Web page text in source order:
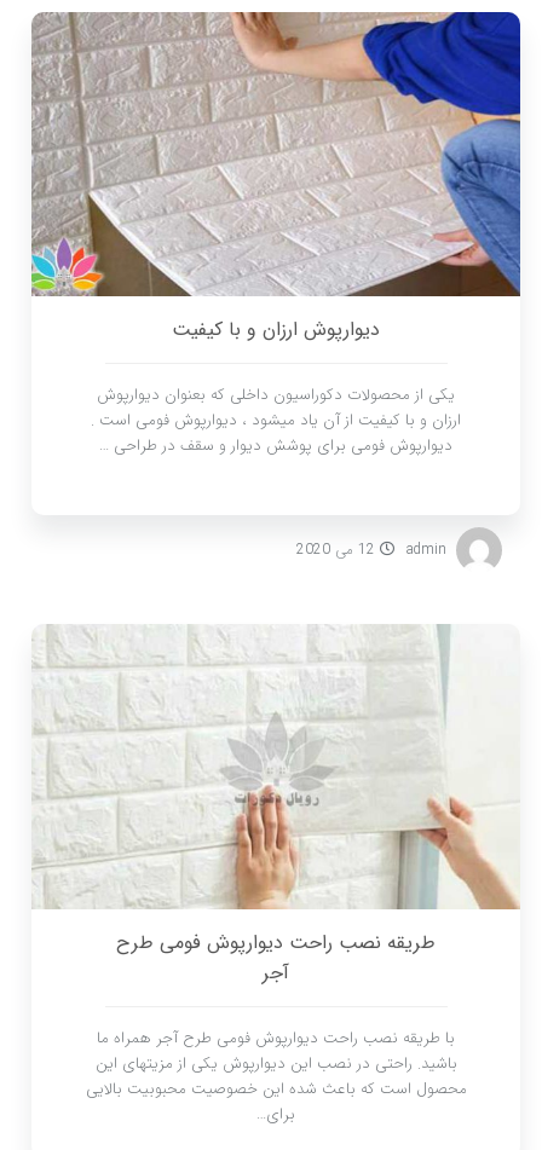
دیوارپوش ارزان و با کیفیت
یکی از محصولات دکوراسیون داخلی که بعنوان دیوارپوش
ارزان و با کیفیت از آن یاد میشود ، دیوارپوش فومی است .
دیوارپوش فومی برای پوشش دیوار و سقف در طراحی …
admin 12 می 2020
طریقه نصب راحت دیوارپوش فومی طرح
آجر
با طریقه نصب راحت دیوارپوش فومی طرح آجر همراه ما
باشید. راحتی در نصب این دیوارپوش یکی از مزیتهای این
محصول است که باعث شده این خصوصیت محبوبیت بالایی
برای…